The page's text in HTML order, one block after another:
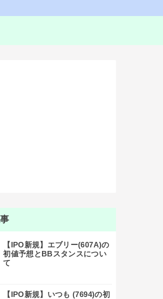
【IPO新規】エブリー(607A)の
初値予想とBBスタンスについ
て
【IPO新規】いつも (7694)の初